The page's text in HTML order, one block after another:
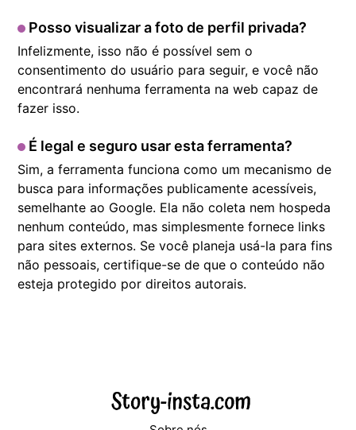
Posso visualizar a foto de perfil privada?
Infelizmente, isso não é possível sem o
consentimento do usuário para seguir, e você não
encontrará nenhuma ferramenta na web capaz de
fazer isso.
É legal e seguro usar esta ferramenta?
Sim, a ferramenta funciona como um mecanismo de
busca para informações publicamente acessíveis,
semelhante ao Google. Ela não coleta nem hospeda
nenhum conteúdo, mas simplesmente fornece links
para sites externos. Se você planeja usá-la para fins
não pessoais, certifique-se de que o conteúdo não
esteja protegido por direitos autorais.